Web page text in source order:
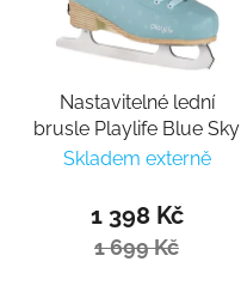
Nastavitelné lední
brusle Playlife Blue Sky
Skladem externě
1 398 Kč
1 699 Kč